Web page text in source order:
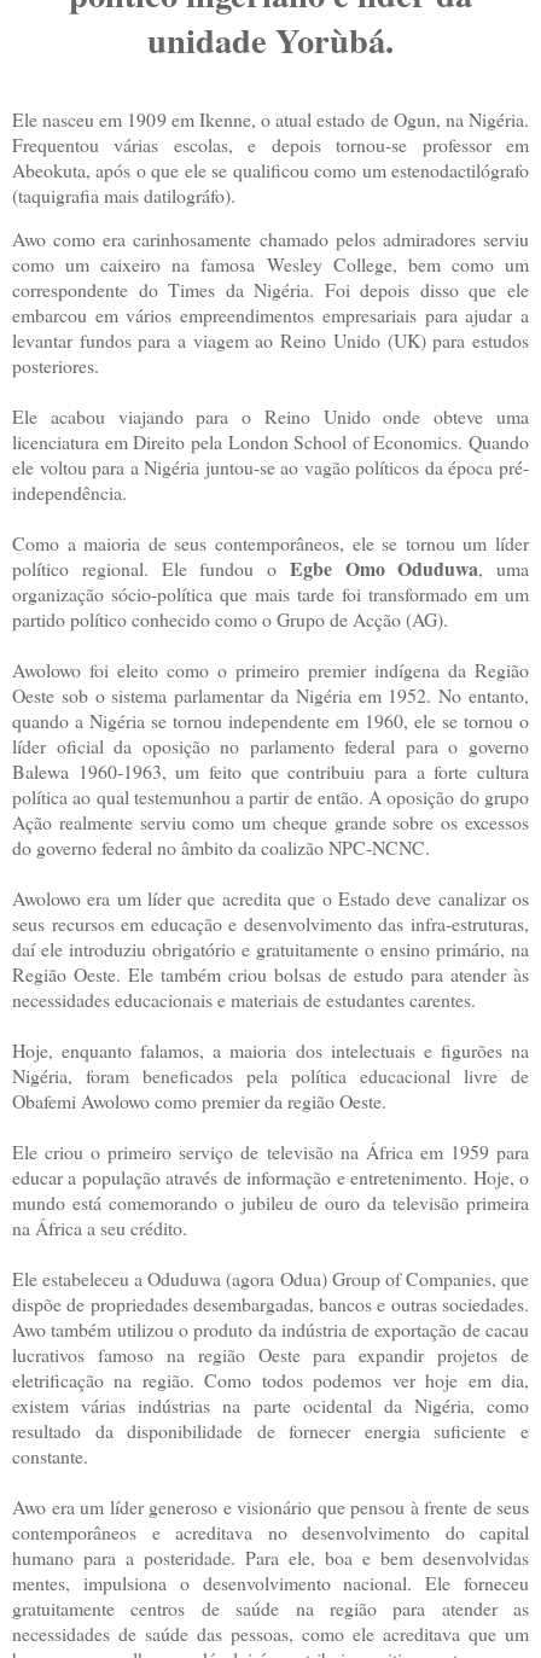
unidade Yorùbá.
Ele nasceu em 1909 em Ikenne, o atual estado de Ogun, na Nigéria.
Frequentou várias escolas, e depois tornou-se professor em
Abeokuta, após o que ele se qualificou como um estenodactilógrafo
(taquigrafia mais datilográfo).
Awo como era carinhosamente chamado pelos admiradores serviu
como um caixeiro na famosa Wesley College, bem como um
correspondente do Times da Nigéria. Foi depois disso que ele
embarcou em vários empreendimentos empresariais para ajudar a
levantar fundos para a viagem ao Reino Unido (UK) para estudos
posteriores.
Ele acabou viajando para o Reino Unido onde obteve uma
licenciatura em Direito pela London School of Economics. Quando
ele voltou para a Nigéria juntou-se ao vagão políticos da época pré-
independência.
Como a maioria de seus contemporâneos, ele se tornou um líder
político regional. Ele fundou o Egbe Omo Oduduwa, uma
organização sócio-política que mais tarde foi transformado em um
partido político conhecido como o Grupo de Acção (AG).
Awolowo foi eleito como o primeiro premier indígena da Região
Oeste sob o sistema parlamentar da Nigéria em 1952. No entanto,
quando a Nigéria se tornou independente em 1960, ele se tornou o
líder oficial da oposição no parlamento federal para o governo
Balewa 1960-1963, um feito que contribuiu para a forte cultura
política ao qual testemunhou a partir de então. A oposição do grupo
Ação realmente serviu como um cheque grande sobre os excessos
do governo federal no âmbito da coalizão NPC-NCNC.
Awolowo era um líder que acredita que o Estado deve canalizar os
seus recursos em educação e desenvolvimento das infra-estruturas,
daí ele introduziu obrigatório e gratuitamente o ensino primário, na
Região Oeste. Ele também criou bolsas de estudo para atender às
necessidades educacionais e materiais de estudantes carentes.
Hoje, enquanto falamos, a maioria dos intelectuais e figurões na
Nigéria, foram beneficados pela política educacional livre de
Obafemi Awolowo como premier da região Oeste.
Ele criou o primeiro serviço de televisão na África em 1959 para
educar a população através de informação e entretenimento. Hoje, o
mundo está comemorando o jubileu de ouro da televisão primeira
na África a seu crédito.
Ele estabeleceu a Oduduwa (agora Odua) Group of Companies, que
dispõe de propriedades desembargadas, bancos e outras sociedades.
Awo também utilizou o produto da indústria de exportação de cacau
lucrativos famoso na região Oeste para expandir projetos de
eletrificação na região. Como todos podemos ver hoje em dia,
existem várias indústrias na parte ocidental da Nigéria, como
resultado da disponibilidade de fornecer energia suficiente e
constante.
Awo era um líder generoso e visionário que pensou à frente de seus
contemporâneos e acreditava no desenvolvimento do capital
humano para a posteridade. Para ele, boa e bem desenvolvidas
mentes, impulsiona o desenvolvimento nacional. Ele forneceu
gratuitamente centros de saúde na região para atender as
necessidades de saúde das pessoas, como ele acreditava que um